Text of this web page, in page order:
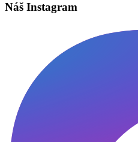
Náš Instagram